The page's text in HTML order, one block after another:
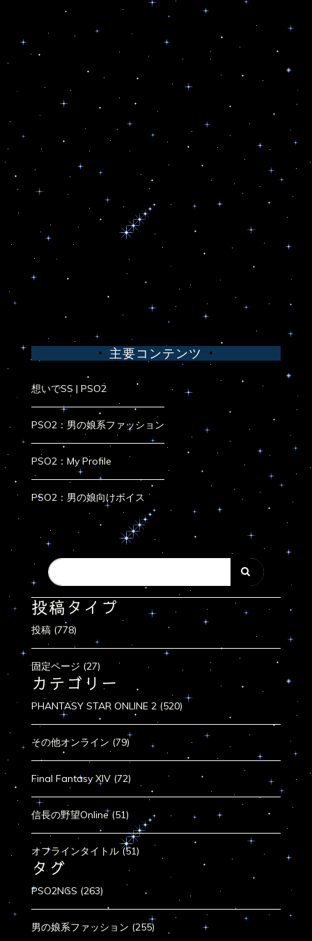
主要コンテンツ
想いでSS | PSO2
PSO2：男の娘系ファッション
PSO2：My Profile
PSO2：男の娘向けボイス
投稿タイプ
投稿 (778)
固定ページ (27)
カテゴリー
PHANTASY STAR ONLINE 2 (520)
その他オンライン (79)
Final Fantasy XIV (72)
信長の野望Online (51)
オフラインタイトル (51)
タグ
PSO2NGS (263)
男の娘系ファッション (255)